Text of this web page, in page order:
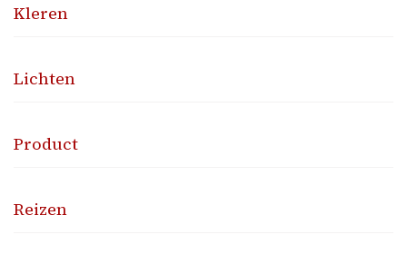
Kleren
Lichten
Product
Reizen